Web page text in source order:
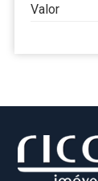
Valor